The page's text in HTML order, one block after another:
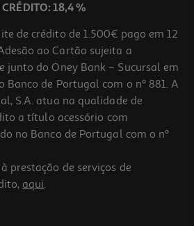
18,4 %
de crédito de 1.500€ pago em 12
ao Cartão sujeita a
junto do Oney Bank – Sucursal em
de Portugal com o nº 881. A
S.A. atua na qualidade de
a título acessório com
no Banco de Portugal com o nº
prestação de serviços de
aqui.